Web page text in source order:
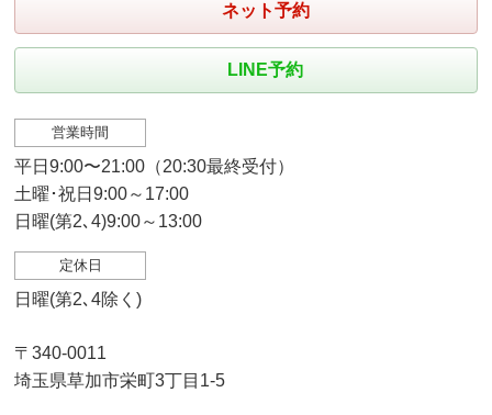
ネット予約
LINE予約
営業時間
平日9:00〜21:00（20:30最終受付）
土曜･祝日9:00～17:00
日曜(第2､4)9:00～13:00
定休日
日曜(第2､4除く)
〒340-0011
埼玉県草加市栄町3丁目1-5